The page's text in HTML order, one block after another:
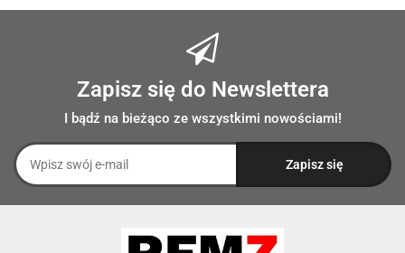
Zapisz się do Newslettera
I bądź na bieżąco ze wszystkimi nowościami!